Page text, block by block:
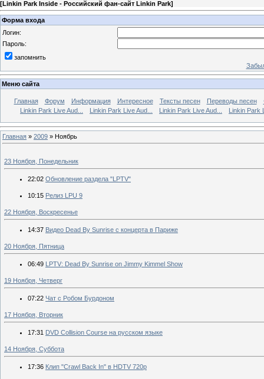
[Linkin Park Inside - Российский фан-сайт Linkin Park]
Форма входа
Логин:
Пароль:
запомнить
Меню сайта
Главная Форум Информация Интересное Тексты песен Переводы песен
Linkin Park Live Aud...
Linkin Park Live Aud... Linkin Park Live Aud... Linkin Park
Главная » 2009 » Ноябрь
23 Ноября, Понедельник
22:02 Обновление раздела "LPTV"
10:15 Релиз LPU 9
22 Ноября, Воскресенье
14:37 Видео Dead By Sunrise с концерта в Париже
20 Ноября, Пятница
06:49 LPTV: Dead By Sunrise on Jimmy Kimmel Show
19 Ноября, Четверг
07:22 Чат с Робом Бурдоном
17 Ноября, Вторник
17:31 DVD Collision Course на русском языке
14 Ноября, Суббота
17:36 Клип "Crawl Back In" в HDTV 720p